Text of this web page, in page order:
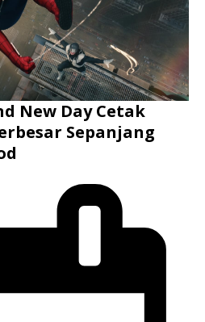
New Day Cetak
Sepanjang